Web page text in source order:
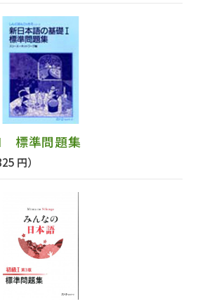
標準問題集
円）